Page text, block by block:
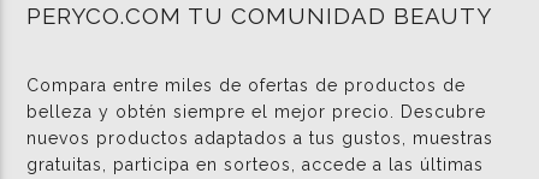
PERYCO.COM TU COMUNIDAD BEAUTY
Compara entre miles de ofertas de productos de
belleza y obtén siempre el mejor precio. Descubre
nuevos productos adaptados a tus gustos, muestras
gratuitas, participa en sorteos, accede a las últimas